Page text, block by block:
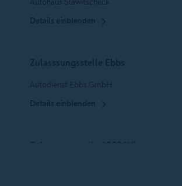
Details einblenden
Zulasssungsstelle Ebbs
Autodienst Ebbs GmbH
Details einblenden
Zulassungsstelle 1030 Wien